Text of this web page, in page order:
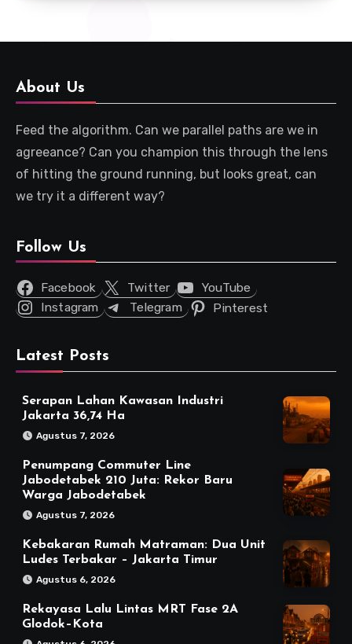
About Us
Feed the algorithm. Can we parallel paths are we in
agreeance? Can you champion this through the lens
of hitting the ground running, but looks great, can
we try it a different way?
Follow Us
Facebook Twitter
YouTube
Instagram
Telegram Pinterest
Latest Posts
Serapan Lahan Kawasan Industri
Jakarta 36,74 Ha
Agustus 7, 2026
Penumpang Commuter Line
Jabodetabek 210 Juta: Rekor Baru
Warga Jabodetabek
Agustus 7, 2026
Kebakaran Rumah Matraman: Dua Unit
Ludes Terbakar – Jakarta Timur
Agustus 6, 2026
Rekayasa Lalu Lintas MRT Fase 2A
Glodok–Kota